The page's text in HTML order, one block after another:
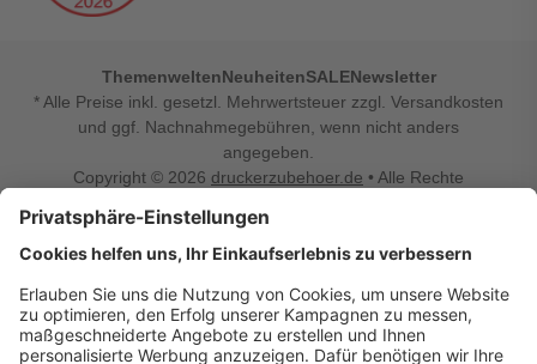
ThemenweltenNeuheitenSALENewsletter
* Alle Preise inkl. gesetzl. Mehrwertsteuer zzgl. Versandkosten
und ggf. Nachnahmegebühren, wenn nicht anders
angegeben.
Copyright © 2026 druckerzubehoer.de • Alle Rechte
Vertrag widerrufen
Druckerzubehoer.de – preiswerte Qualität für Ihr Office
Sie sind auf der Suche nach dem passenden Druckerzubehör
oder Zubehör für das Büro, den Computer oder Ihr
Smartphone? Dann sind Sie bei Druckerzubehoer.de genau